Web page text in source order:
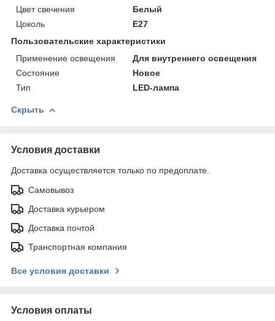
Цвет свечения
Белый
Цоколь
E27
Пользовательские характеристики
Применение освещения
Для внутреннего освещения
Состояние
Новое
Тип
LED-лампа
Скрыть
Условия доставки
Доставка осуществляется только по предоплате.
Самовывоз
Доставка курьером
Доставка почтой
Транспортная компания
Все условия доставки
Условия оплаты